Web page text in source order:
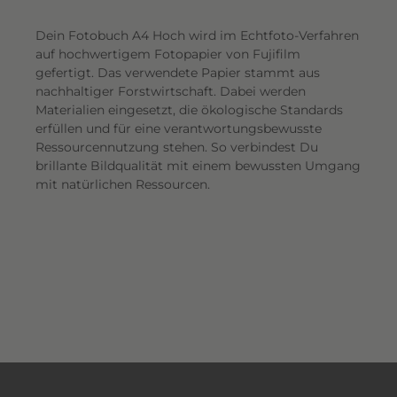
Dein Fotobuch A4 Hoch wird im Echtfoto-Verfahren
auf hochwertigem Fotopapier von Fujifilm
gefertigt. Das verwendete Papier stammt aus
nachhaltiger Forstwirtschaft. Dabei werden
Materialien eingesetzt, die ökologische Standards
erfüllen und für eine verantwortungsbewusste
Ressourcennutzung stehen. So verbindest Du
brillante Bildqualität mit einem bewussten Umgang
mit natürlichen Ressourcen.